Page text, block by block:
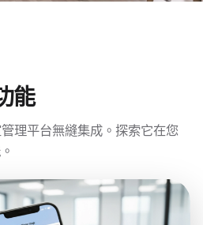
能
理平台無縫集成。探索它在您